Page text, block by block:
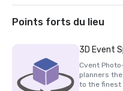
2020 - Prix AAA Four
Points forts du lieu
3D Event
Cvent
planners
to the finest